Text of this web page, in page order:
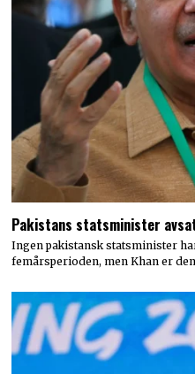
Pakistans statsminister
Ingen pakistansk statsminister
femårsperioden, men Khan er